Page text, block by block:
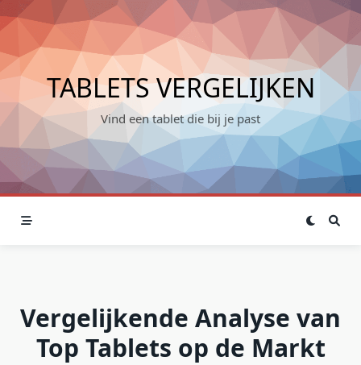
Skip
to
content
TABLETS VERGELIJKEN
Vind een tablet die bij je past
Vergelijkende Analyse van
Top Tablets op de Markt